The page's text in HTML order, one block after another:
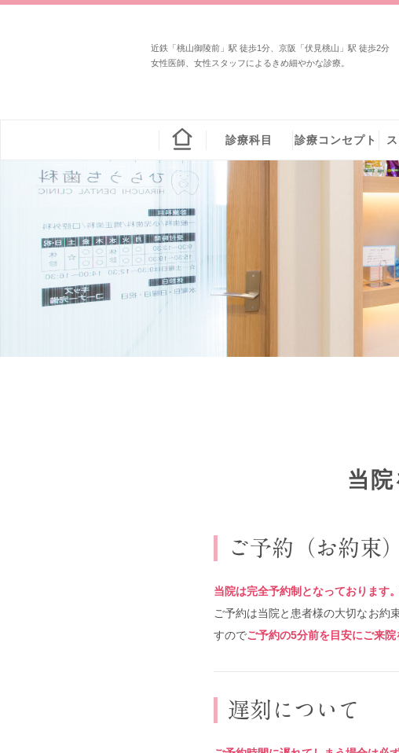
近鉄「桃山御陵前」駅 徒歩1分、京阪「伏見桃山」駅 徒歩2分
女性医師、女性スタッフによるきめ細やかな診療。
診療科目 診療コンセプト
当
ご予約（お約束
当院は完全予約制となっております。
ご予約は当院と患者様の大切なお約
すのでご予約の5分前を目安にご来院
遅刻について